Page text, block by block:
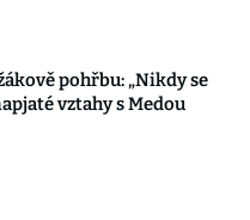
pohřbu: „Nikdy se
vztahy s Medou